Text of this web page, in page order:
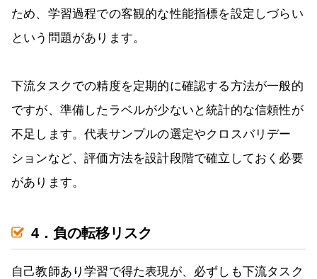
ため、学習過程での客観的な性能指標を設定しづらい
という問題があります。
下流タスクでの精度を定期的に確認する方法が一般的
ですが、準備したラベルが少ないと統計的な信頼性が
不足します。代表サンプルの選定やクロスバリデー
ションなど、評価方法を設計段階で確立しておく必要
があります。
4．負の転移リスク
自己教師あり学習で得た表現が、必ずしも下流タスク